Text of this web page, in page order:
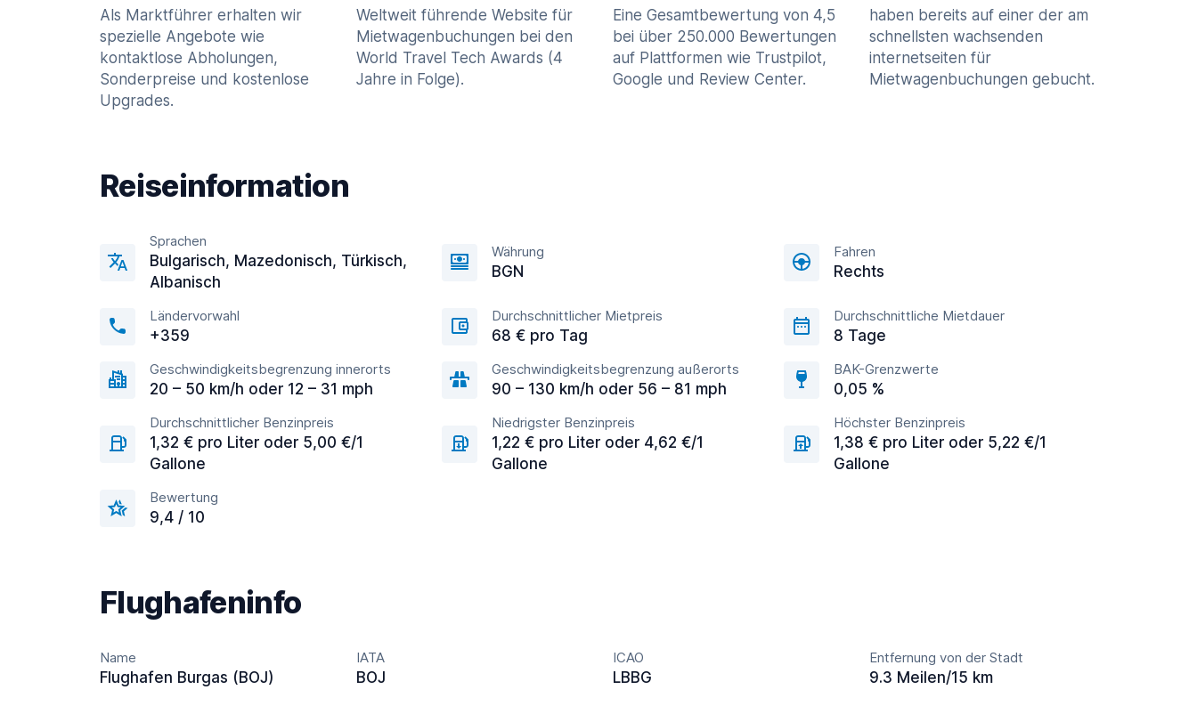
Als Marktführer erhalten wir
spezielle Angebote wie
kontaktlose Abholungen,
Sonderpreise und kostenlose
Upgrades.
Weltweit führende Website für
Mietwagenbuchungen bei den
World Travel Tech Awards (4
Jahre in Folge).
Eine Gesamtbewertung von 4,5
bei über 250.000 Bewertungen
auf Plattformen wie Trustpilot,
Google und Review Center.
haben bereits auf einer der am
schnellsten wachsenden
internetseiten für
Mietwagenbuchungen gebucht.
Reiseinformation
Sprachen
Bulgarisch, Mazedonisch, Türkisch,
Albanisch
Währung
BGN
Fahren
Rechts
Ländervorwahl
+359
Durchschnittlicher Mietpreis
68 € pro Tag
Durchschnittliche Mietdauer
8 Tage
Geschwindigkeitsbegrenzung innerorts
20 – 50 km/h oder 12 – 31 mph
Geschwindigkeitsbegrenzung außerorts
90 – 130 km/h oder 56 – 81 mph
BAK-Grenzwerte
0,05 %
Durchschnittlicher Benzinpreis
1,32 € pro Liter oder 5,00 €/1
Gallone
Niedrigster Benzinpreis
1,22 € pro Liter oder 4,62 €/1
Gallone
Höchster Benzinpreis
1,38 € pro Liter oder 5,22 €/1
Gallone
Bewertung
9,4 / 10
Flughafeninfo
Name
Flughafen Burgas (BOJ)
IATA
BOJ
ICAO
LBBG
Entfernung von der Stadt
9.3 Meilen/15 km